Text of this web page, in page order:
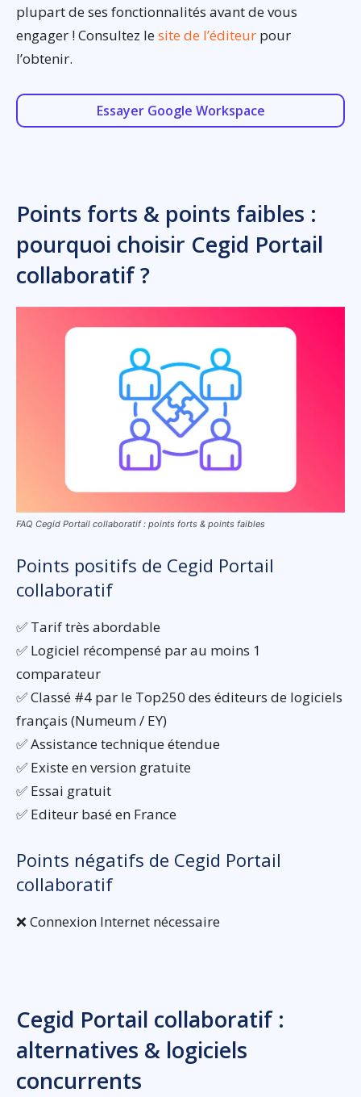
plupart de ses fonctionnalités avant de vous
engager ! Consultez lesite de l’éditeur pour
l’obtenir.
Essayer Google Workspace
Points forts & points faibles :
pourquoi choisir Cegid Portail
collaboratif ?
FAQ Cegid Portail collaboratif : points forts & points faibles
Points positifs de Cegid Portail
collaboratif
✅ Tarif très abordable
✅ Logiciel récompensé par au moins 1
comparateur
✅ Classé #4 par le Top250 des éditeurs de logiciels
français (Numeum / EY)
✅ Assistance technique étendue
✅ Existe en version gratuite
✅ Essai gratuit
✅ Editeur basé en France
Points négatifs de Cegid Portail
collaboratif
❌ Connexion Internet nécessaire
Cegid Portail collaboratif :
alternatives & logiciels
concurrents